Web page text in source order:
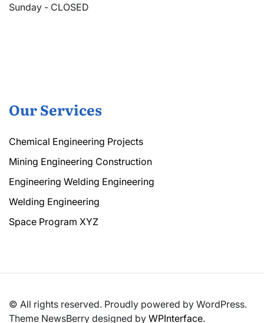
Sunday - CLOSED
Our Services
Chemical Engineering Projects
Mining Engineering Construction
Engineering Welding Engineering
Welding Engineering
Space Program XYZ
© All rights reserved. Proudly powered by WordPress.
Theme NewsBerry designed by WPInterface.